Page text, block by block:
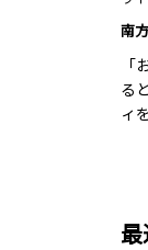
南
る
ィ